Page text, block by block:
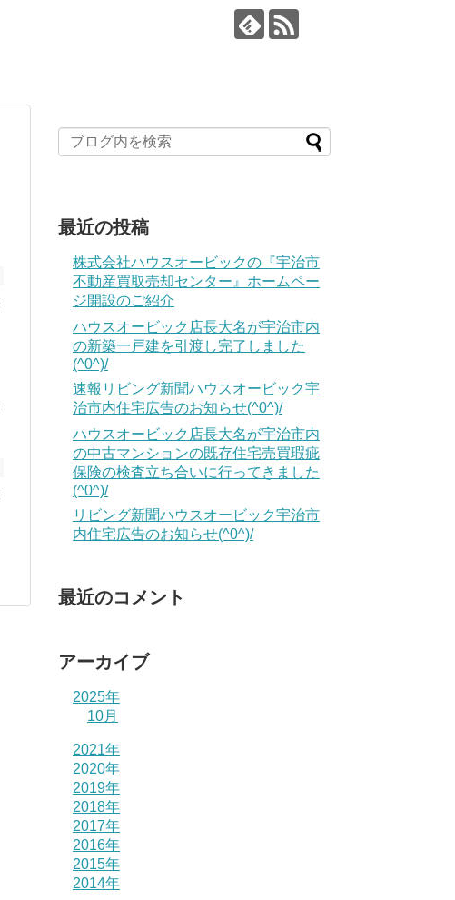
最近の投稿
株式会社ハウスオービックの『宇治市
不動産買取売却センター』ホームペー
ジ開設のご紹介
ハウスオービック店長大名が宇治市内
の新築一戸建を引渡し完了しました
(^0^)/
速報リビング新聞ハウスオービック宇
治市内住宅広告のお知らせ(^0^)/
ハウスオービック店長大名が宇治市内
の中古マンションの既存住宅売買瑕疵
保険の検査立ち合いに行ってきました
(^0^)/
リビング新聞ハウスオービック宇治市
内住宅広告のお知らせ(^0^)/
最近のコメント
アーカイブ
2025年
10月
2021年
2020年
2019年
2018年
2017年
2016年
2015年
2014年